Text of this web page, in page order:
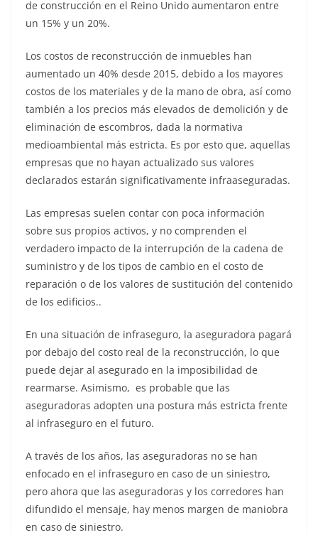
de construcción en el Reino Unido aumentaron entre
un 15% y un 20%.
Los costos de reconstrucción de inmuebles han
aumentado un 40% desde 2015, debido a los mayores
costos de los materiales y de la mano de obra, así como
también a los precios más elevados de demolición y de
eliminación de escombros, dada la normativa
medioambiental más estricta. Es por esto que, aquellas
empresas que no hayan actualizado sus valores
declarados estarán significativamente infraaseguradas.
Las empresas suelen contar con poca información
sobre sus propios activos, y no comprenden el
verdadero impacto de la interrupción de la cadena de
suministro y de los tipos de cambio en el costo de
reparación o de los valores de sustitución del contenido
de los edificios..
En una situación de infraseguro, la aseguradora pagará
por debajo del costo real de la reconstrucción, lo que
puede dejar al asegurado en la imposibilidad de
rearmarse. Asimismo, es probable que las
aseguradoras adopten una postura más estricta frente
al infraseguro en el futuro.
A través de los años, las aseguradoras no se han
enfocado en el infraseguro en caso de un siniestro,
pero ahora que las aseguradoras y los corredores han
difundido el mensaje, hay menos margen de maniobra
en caso de siniestro.